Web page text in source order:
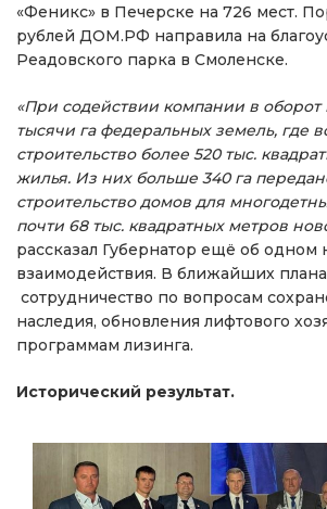
«Феникс» в Печерске на 726 мест.
рублей ДОМ.РФ направила на
Реадовского парка в Смоленске.
«При содействии компании в оборот
тысячи га федеральных земель, где
строительство более 520 тыс.
жилья. Из них больше 340 га
строительство домов для
почти 68 тыс. квадратных метров
рассказал Губернатор ещё об одном
взаимодействия. В ближайших
сотрудничество по вопросам
наследия, обновления лифтового
программам лизинга.
Исторический результат.